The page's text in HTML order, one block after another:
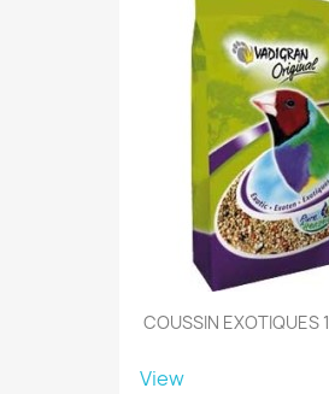
COUSSIN EXOTIQUES
View